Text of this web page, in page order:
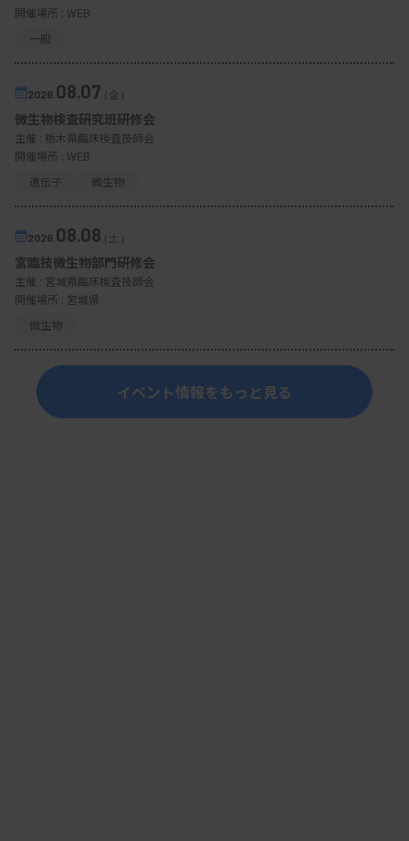
開催場所 : WEB
一般
2026. 08.07（金）
微生物検査研究班研修会
主催 : 栃木県臨床検査技師会
開催場所 : WEB
遺伝子
微生物
2026. 08.08（土）
宮臨技微生物部門研修会
主催 : 宮城県臨床検査技師会
開催場所 : 宮城県
微生物
イベント情報をもっと見る